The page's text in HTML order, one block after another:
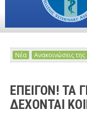
Νέα Ανακοινώσεις της
ΕΠΕΙΓΟΝ! ΤΑ
ΔΕΧΟΝΤΑΙ